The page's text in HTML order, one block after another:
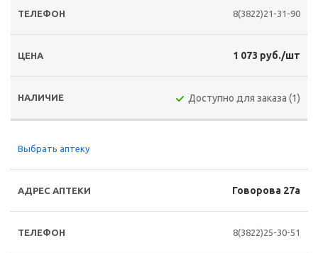
8(3822)21-31-90
1 073 руб./шт
Доступно для заказа (1)
Выбрать аптеку
Говорова 27а
8(3822)25-30-51